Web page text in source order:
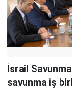
İsrail
savunma iş